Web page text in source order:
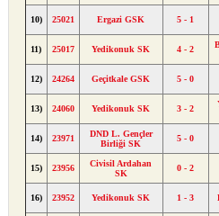
10) 25021 Ergazi GSK 5 - 1
11) 25017 Yedikonuk SK 4 - 2
12) 24264 Geçitkale GSK 5 - 0
13) 24060 Yedikonuk SK 3 - 2
14) 23971
DND L. Gençler
Birliği SK
5 - 0
15) 23956
Civisil Ardahan
SK
0 - 2
16) 23952 Yedikonuk SK 1 - 3